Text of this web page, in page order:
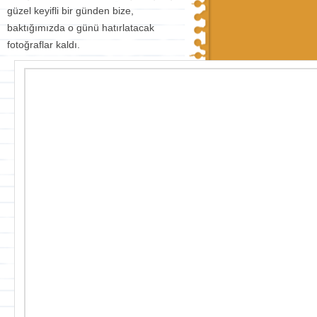
güzel keyifli bir günden bize,
baktığımızda o günü hatırlatacak
fotoğraflar kaldı.